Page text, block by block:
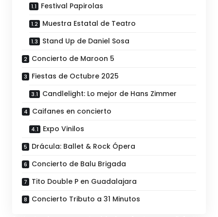
Festival Papirolas
Muestra Estatal de Teatro
Stand Up de Daniel Sosa
Concierto de Maroon 5
Fiestas de Octubre 2025
Candlelight: Lo mejor de Hans Zimmer
Caifanes en concierto
Expo Vinilos
Drácula: Ballet & Rock Ópera
Concierto de Balu Brigada
Tito Double P en Guadalajara
Concierto Tributo a 31 Minutos